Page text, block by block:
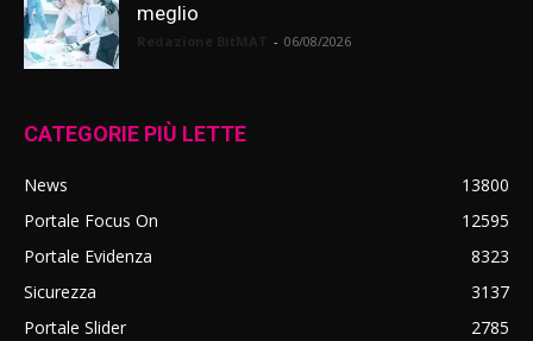
meglio
- 06/08/2026
CATEGORIE PIÙ LETTE
News
13800
Portale Focus On
12595
Portale Evidenza
8323
Sicurezza
3137
Portale Slider
2785